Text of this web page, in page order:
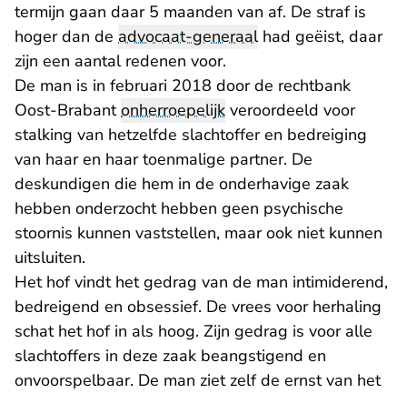
termijn gaan daar 5 maanden van af. De straf is
hoger dan de advocaat-generaalhad geëist, daar
zijn een aantal redenen voor.
De man is in februari 2018 door de rechtbank
Oost-Brabantonherroepelijk veroordeeld voor
stalking van hetzelfde slachtoffer en bedreiging
van haar en haar toenmalige partner. De
deskundigen die hem in de onderhavige zaak
hebben onderzocht hebben geen psychische
stoornis kunnen vaststellen, maar ook niet kunnen
uitsluiten.
Het hof vindt het gedrag van de man intimiderend,
bedreigend en obsessief. De vrees voor herhaling
schat het hof in als hoog. Zijn gedrag is voor alle
slachtoffers in deze zaak beangstigend en
onvoorspelbaar. De man ziet zelf de ernst van het